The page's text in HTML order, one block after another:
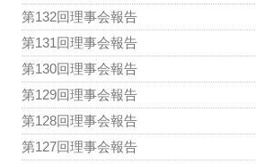
第132回理事会報告
第131回理事会報告
第130回理事会報告
第129回理事会報告
第128回理事会報告
第127回理事会報告